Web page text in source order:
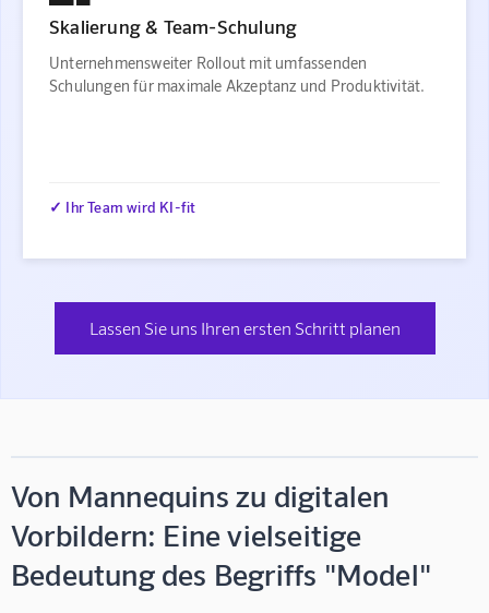
Skalierung & Team-Schulung
Unternehmensweiter Rollout mit umfassenden
Schulungen für maximale Akzeptanz und Produktivität.
✓ Ihr Team wird KI-fit
Lassen Sie uns Ihren ersten Schritt planen
Von Mannequins zu digitalen
Vorbildern: Eine vielseitige
Bedeutung des Begriffs "Model"